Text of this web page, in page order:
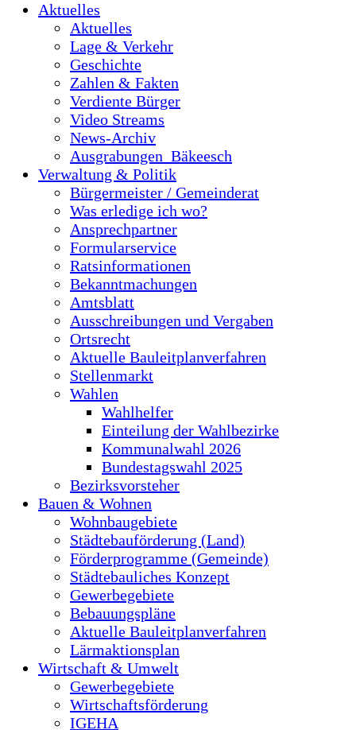
Aktuelles
Aktuelles
Lage & Verkehr
Geschichte
Zahlen & Fakten
Verdiente Bürger
Video Streams
News-Archiv
Ausgrabungen_Bäkeesch
Verwaltung & Politik
Bürgermeister / Gemeinderat
Was erledige ich wo?
Ansprechpartner
Formularservice
Ratsinformationen
Bekanntmachungen
Amtsblatt
Ausschreibungen und Vergaben
Ortsrecht
Aktuelle Bauleitplanverfahren
Stellenmarkt
Wahlen
Wahlhelfer
Einteilung der Wahlbezirke
Kommunalwahl 2026
Bundestagswahl 2025
Bezirksvorsteher
Bauen & Wohnen
Wohnbaugebiete
Städtebauförderung (Land)
Förderprogramme (Gemeinde)
Städtebauliches Konzept
Gewerbegebiete
Bebauungspläne
Aktuelle Bauleitplanverfahren
Lärmaktionsplan
Wirtschaft & Umwelt
Gewerbegebiete
Wirtschaftsförderung
IGEHA